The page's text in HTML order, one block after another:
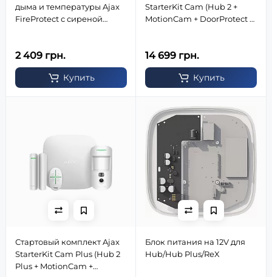
дыма и температуры Ajax
FireProtect с сиреной
2 409 грн.
Купить
StarterKit Cam (Hub 2 +
MotionCam + DoorProtect +
14 699 грн.
Купить
Стартовый комплект Ajax
StarterKit Cam Plus (Hub 2
Plus + MotionCam +
Блок питания на 12V для
Hub/Hub Plus/ReX